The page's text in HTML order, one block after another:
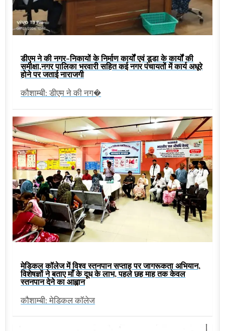
डीएम ने की नगर-निकायों के निर्माण कार्यों एवं डूडा के कार्यों की
समीक्षा,नगर पालिका भरवारी सहित कई नगर पंचायतों में कार्य अधूरे
होने पर जताई नाराजगी
कौशाम्बी: डीएम ने की नग�
मेडिकल कॉलेज में विश्व स्तनपान सप्ताह पर जागरूकता अभियान,
विशेषज्ञों ने बताए माँ के दूध के लाभ, पहले छह माह तक केवल
स्तनपान देने का आह्वान
कौशाम्बी: मेडिकल कॉलेज